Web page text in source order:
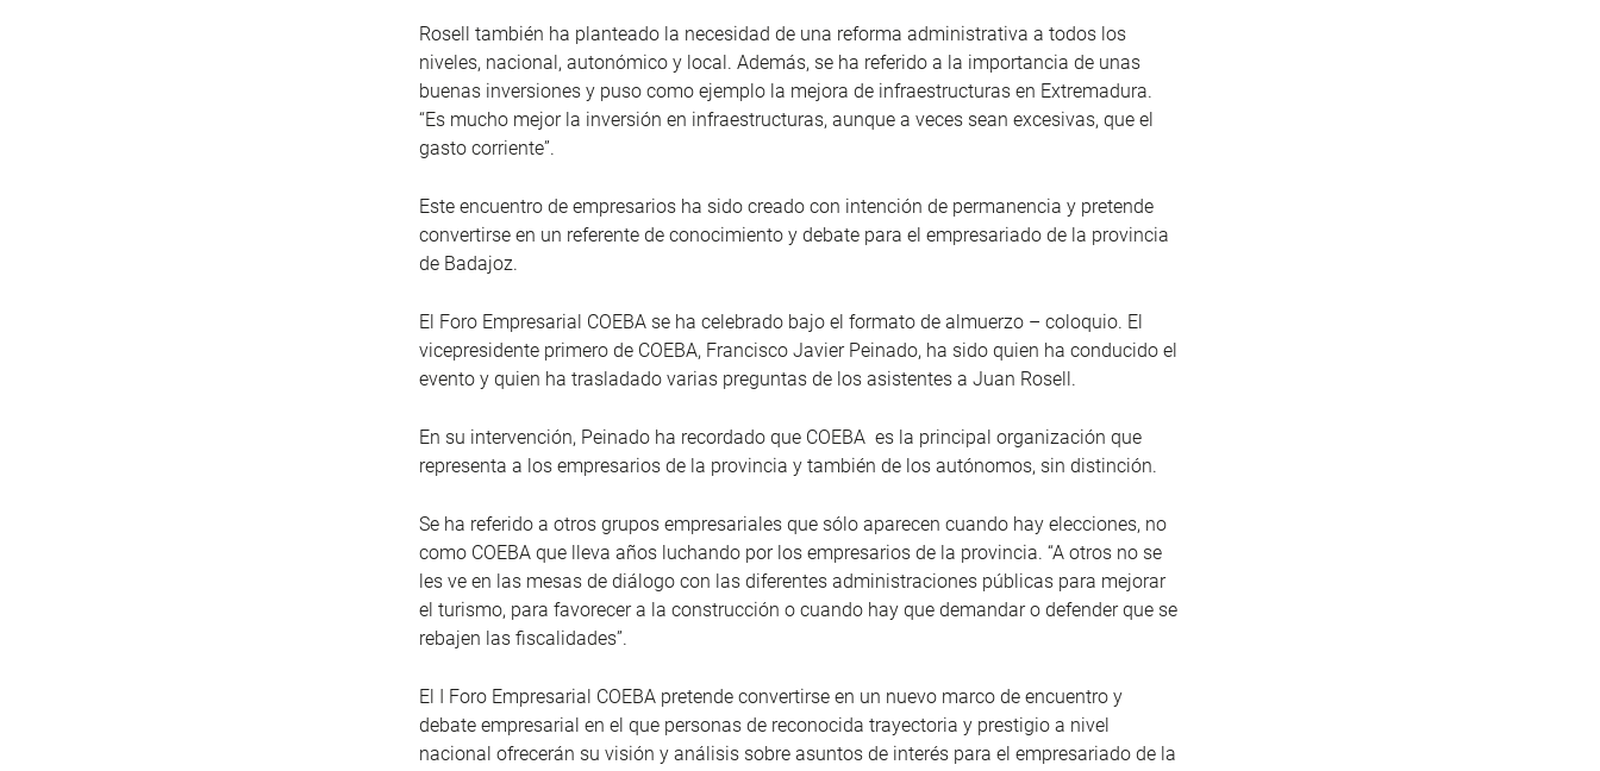
Rosell también ha planteado la necesidad de una reforma administrativa a todos los
niveles, nacional, autonómico y local. Además, se ha referido a la importancia de unas
buenas inversiones y puso como ejemplo la mejora de infraestructuras en Extremadura.
“Es mucho mejor la inversión en infraestructuras, aunque a veces sean excesivas, que el
gasto corriente”.
Este encuentro de empresarios ha sido creado con intención de permanencia y pretende
convertirse en un referente de conocimiento y debate para el empresariado de la provincia
de Badajoz.
El Foro Empresarial COEBA se ha celebrado bajo el formato de almuerzo – coloquio. El
vicepresidente primero de COEBA, Francisco Javier Peinado, ha sido quien ha conducido el
evento y quien ha trasladado varias preguntas de los asistentes a Juan Rosell.
En su intervención, Peinado ha recordado que COEBA es la principal organización que
representa a los empresarios de la provincia y también de los autónomos, sin distinción.
Se ha referido a otros grupos empresariales que sólo aparecen cuando hay elecciones, no
como COEBA que lleva años luchando por los empresarios de la provincia. “A otros no se
les ve en las mesas de diálogo con las diferentes administraciones públicas para mejorar
el turismo, para favorecer a la construcción o cuando hay que demandar o defender que se
rebajen las fiscalidades”.
El I Foro Empresarial COEBA pretende convertirse en un nuevo marco de encuentro y
debate empresarial en el que personas de reconocida trayectoria y prestigio a nivel
nacional ofrecerán su visión y análisis sobre asuntos de interés para el empresariado de la